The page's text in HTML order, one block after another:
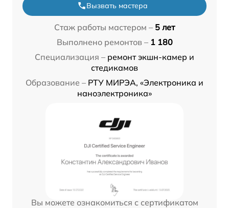
Вызвать мастера
Стаж работы мастером – 5 лет
Выполнено ремонтов – 1 180
Специализация – ремонт экшн-камер и
стедикамов
Образование – РТУ МИРЭА, «Электроника и
наноэлектроника»
Вы можете ознакомиться с сертификатом